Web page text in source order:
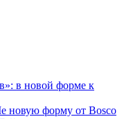
в новой форме к
новую форму от Bosco